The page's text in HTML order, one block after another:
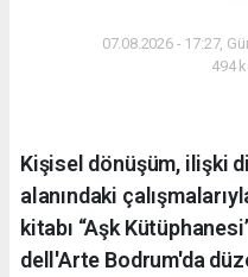
07.08.2026 - 17:27,
494
Kişisel dönüşüm, ilişki
alanındaki
kitabı “Aşk
dell'Arte Bodrum'da